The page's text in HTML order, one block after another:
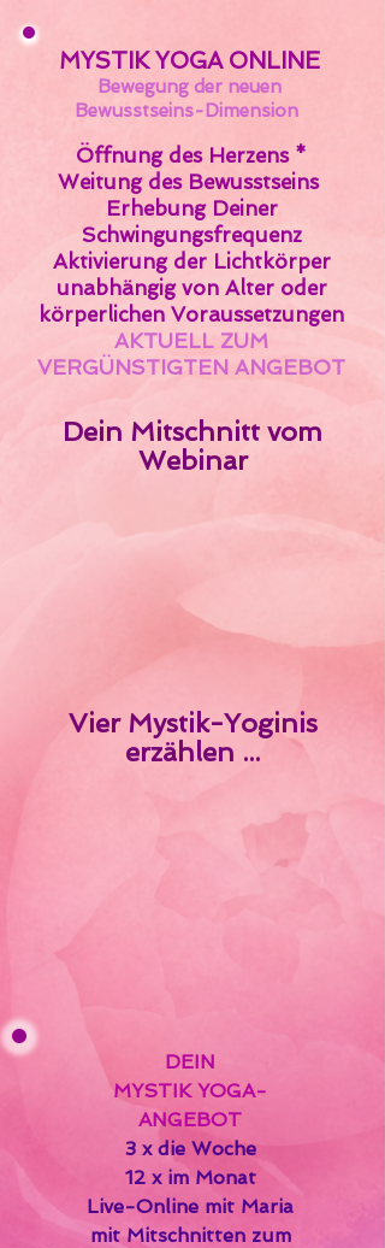
MYSTIK YOGA ONLINE
Bewegung der neuen
Bewusstseins-Dimension
Öffnung des Herzens *
Weitung des Bewusstseins
Erhebung Deiner
Schwingungsfrequenz
Aktivierung der Lichtkörper
unabhängig von Alter oder
körperlichen Voraussetzungen
AKTUELL ZUM
VERGÜNSTIGTEN ANGEBOT
Dein Mitschnitt vom
Webinar
Vier Mystik-Yoginis
erzählen ...
DEIN
MYSTIK YOGA-
ANGEBOT
3 x die Woche
12 x im Monat
Live-Online mit Maria
mit Mitschnitten zum